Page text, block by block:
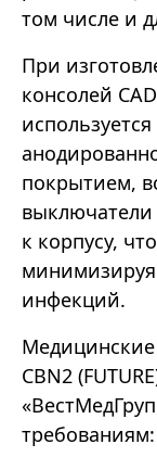
том числе и
При
консолей
покрытием,
выключатели
к корпусу,
инфекций.
Медицинские
CBN2